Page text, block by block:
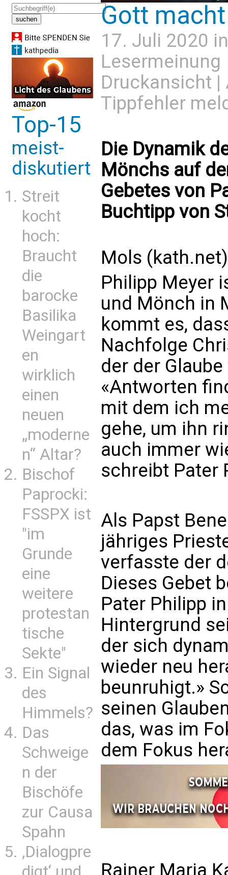
Top-15
meist-
diskutiert
Streit
kocht
hoch:
Braucht
die
barocke
Basilika
Weingart
en
wirklich
einen
neuen
„moderne
n“ Altar?
Bischof
Paprocki:
FSSPX ist
"im
Grunde
eine
weitere
protestan
tische
Sekte"
Ein Signal
des
Himmels?
Das
Schweige
n der
Bischöfe
zur Causa
Spahn
‚Dialogpre
Gott
17. Juli 2020
Lesermeinung
Druckansicht |
Tippfehler
Die Dynamik
Mönchs auf
Gebetes von
Buchtipp von
Mols (kath.net)
Philipp Meyer
und Mönch in
kommt es,
Nachfolge
der der
«Antworten
mit dem ich
gehe, um ihn
auch immer
schreibt Pater
Als Papst
jähriges
verfasste der
Dieses Gebet
Pater Philipp
Hintergrund
der sich
wieder neu
beunruhigt.»
seinen
das, was im
dem Fokus
Rainer Maria